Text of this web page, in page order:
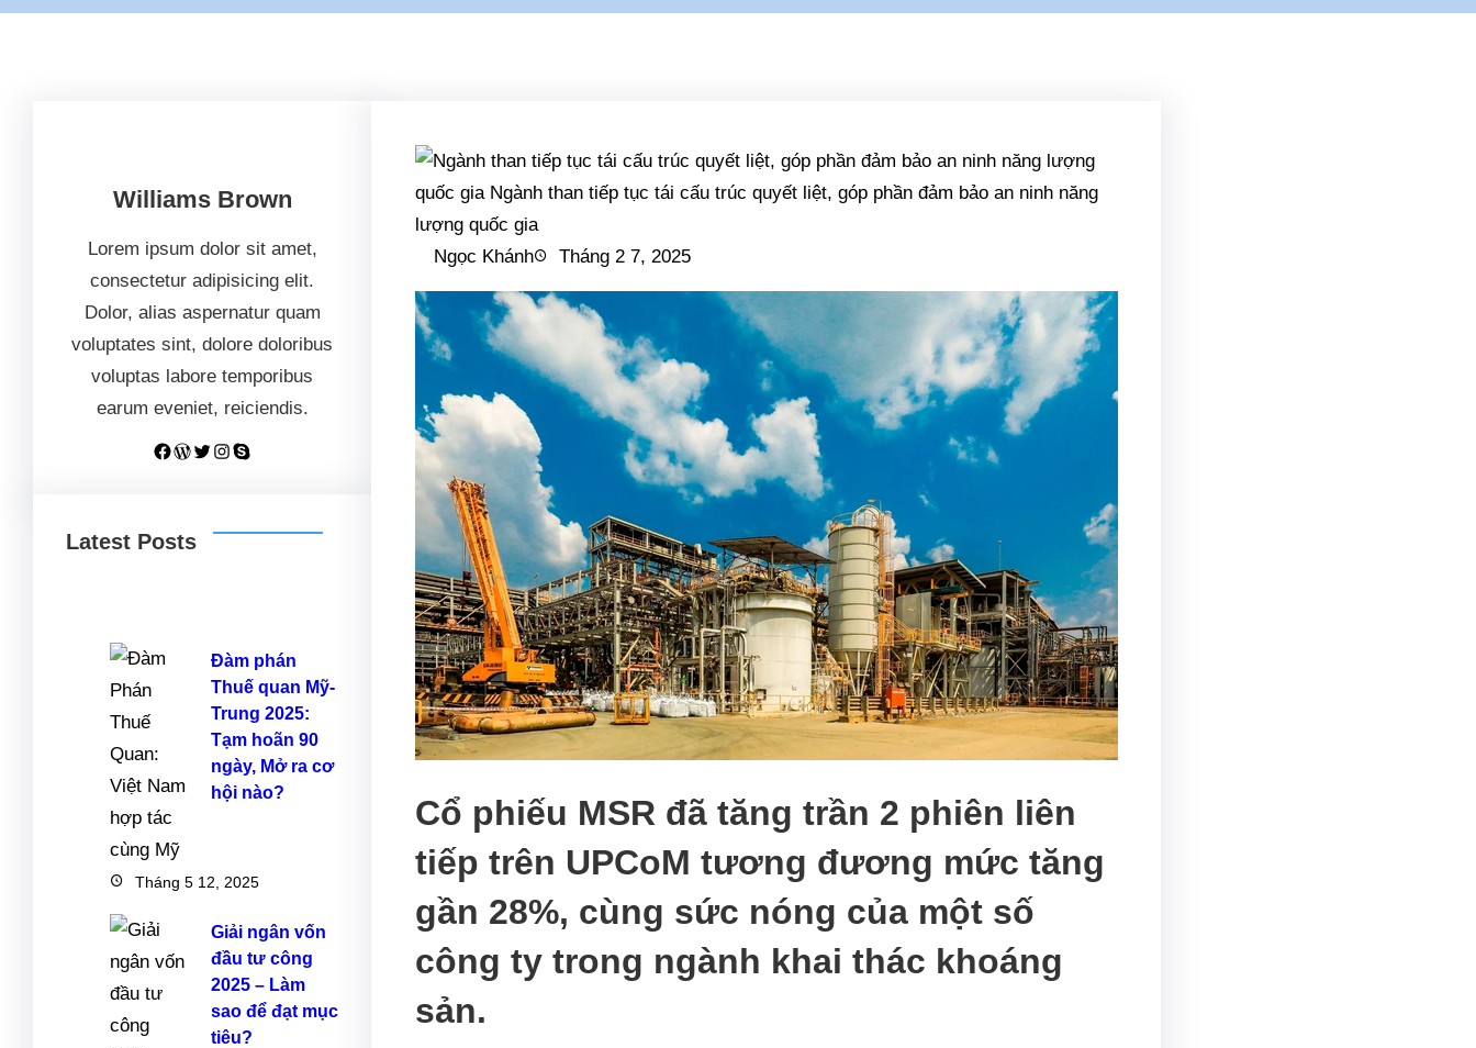
Williams Brown
Lorem ipsum dolor sit amet,
consectetur adipisicing elit.
Dolor, alias aspernatur quam
voluptates sint, dolore doloribus
voluptas labore temporibus
earum eveniet, reiciendis.
Facebook WordPress Twitter Instagram Skype
Latest Posts
Đàm phán
Thuế quan Mỹ-
Trung 2025:
Tạm hoãn 90
ngày, Mở ra cơ
hội nào?
Tháng 5 12, 2025
Giải ngân vốn
đầu tư công
2025 – Làm
sao để đạt mục
tiêu?
Ngọc Khánh Tháng 2 7, 2025
Cổ phiếu MSR đã tăng trần 2 phiên liên
tiếp trên UPCoM tương đương mức tăng
gần 28%, cùng sức nóng của một số
công ty trong ngành khai thác khoáng
sản.